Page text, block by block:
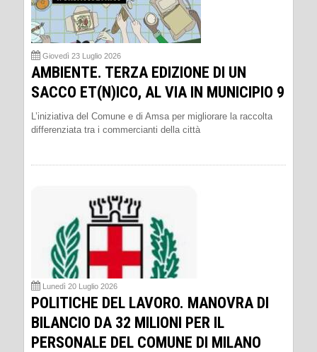
Giovedì 23 Luglio 2026
AMBIENTE. TERZA EDIZIONE DI UN
SACCO ET(N)ICO, AL VIA IN MUNICIPIO 9
L’iniziativa del Comune e di Amsa per migliorare la raccolta
differenziata tra i commercianti della città
Lunedì 20 Luglio 2026
POLITICHE DEL LAVORO. MANOVRA DI
BILANCIO DA 32 MILIONI PER IL
PERSONALE DEL COMUNE DI MILANO